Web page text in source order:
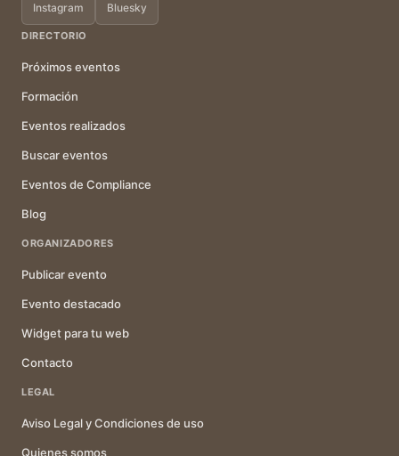
Instagram Bluesky
DIRECTORIO
Próximos eventos
Formación
Eventos realizados
Buscar eventos
Eventos de Compliance
Blog
ORGANIZADORES
Publicar evento
Evento destacado
Widget para tu web
Contacto
LEGAL
Aviso Legal y Condiciones de uso
Quienes somos